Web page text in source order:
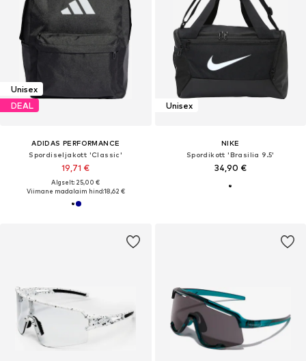
Unisex
DEAL
ADIDAS PERFORMANCE
Spordiseljakott 'Classic'
19,71 €
Algselt: 25,00 €
Viimane madalaim hind:18,62 €
Unisex
NIKE
Spordikott 'Brasilia 9.5'
34,90 €